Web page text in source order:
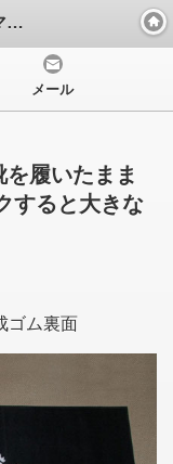
店舗用エントランスマット
メール
履いたまま
すると大きな
ム裏面